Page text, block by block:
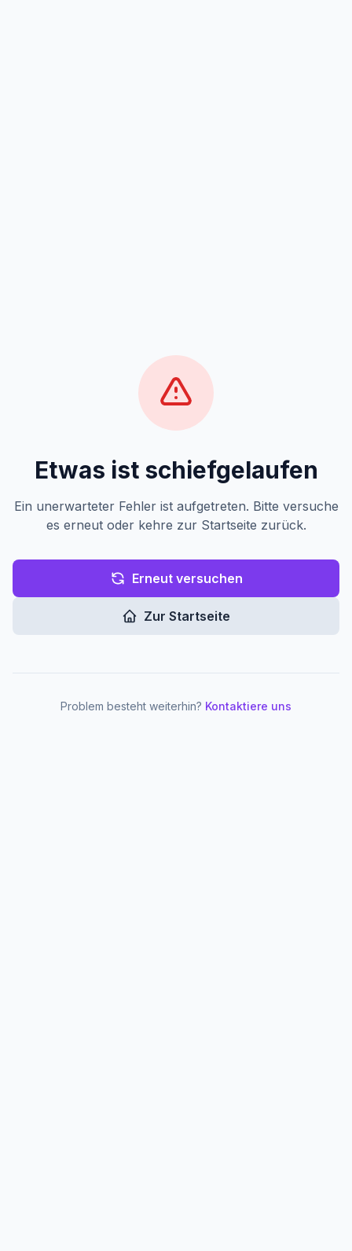
Etwas ist schiefgelaufen
Ein unerwarteter Fehler ist aufgetreten. Bitte versuche
es erneut oder kehre zur Startseite zurück.
Erneut versuchen
Zur Startseite
Problem besteht weiterhin? Kontaktiere uns